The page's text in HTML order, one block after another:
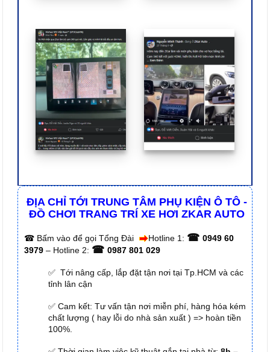
ĐỊA CHỈ TỚI TRUNG TÂM PHỤ KIỆN Ô TÔ -
ĐỒ CHƠI TRANG TRÍ XE HƠI ZKAR AUTO
☎ Bấm vào để gọi Tổng Đài Hotline 1: ☎ 0949 60
3979 – Hotline 2: ☎ 0987 801 029
✅ Tới nâng cấp, lắp đặt tận nơi tại Tp.HCM và các
tỉnh lân cận
✅ Cam kết: Tư vấn tận nơi miễn phí, hàng hóa kém
chất lượng ( hay lỗi do nhà sản xuất ) => hoàn tiền
100%.